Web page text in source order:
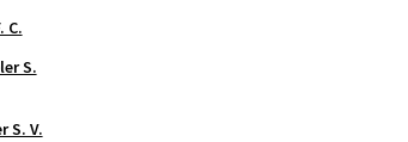
C.
S.
S. V.